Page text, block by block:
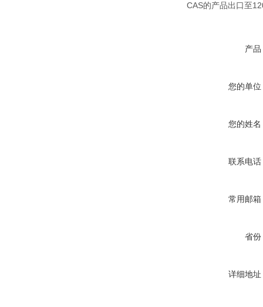
CAS的产品出口至
产品
您的单位
您的姓名
联系电话
常用邮箱
省份
详细地址